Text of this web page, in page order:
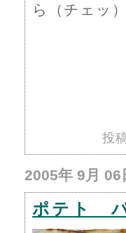
ら（チェッ
投
2005年 9月 06
ポテト